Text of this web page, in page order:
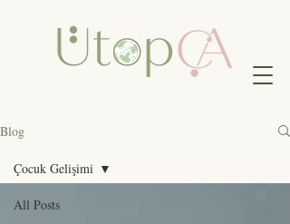
Blog
All Posts
Çocuk Gelişimi